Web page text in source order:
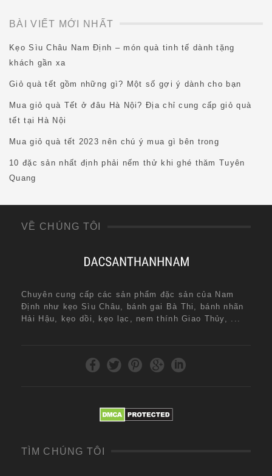
BÀI VIẾT MỚI NHẤT
Kẹo Sìu Châu Nam Định – món quà tinh tế dành tặng
khách gần xa
Giỏ quà tết gồm những gì? Một số gợi ý dành cho bạn
Mua giỏ quà Tết ở đâu Hà Nội? Địa chỉ cung cấp giỏ quà
tết tại Hà Nội
Mua giỏ quà tết 2023 nên chú ý mua gì bên trong
10 đặc sản nhất định phải nếm thử khi ghé thăm Tuyên
Quang
VỀ CHÚNG TÔI
Chuyên cung cấp các sản phẩm đặc sản của Nam
Định như kẹo Sìu Châu, bánh gai Bà Thi, bánh nhãn
Hải Hậu, kẹo dồi, kẹo lạc, nem thính Giao Thủy, ...
TÌM CHÚNG TÔI